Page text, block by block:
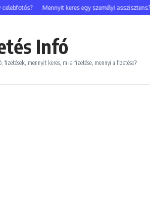
Mennyit keres egy személyi asszisztens?
Infó
fizetések, mennyit keres, mi a fizetése, mennyi a fizetése?